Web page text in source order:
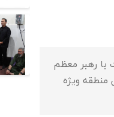
با رهبر معظم
منطقه ویژه